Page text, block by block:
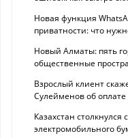
Новая функция
приватности: что
Новый Алматы: пять
общественные
Взрослый клиент
Сулейменов об оплате
Казахстан столкнулся
электромобильного